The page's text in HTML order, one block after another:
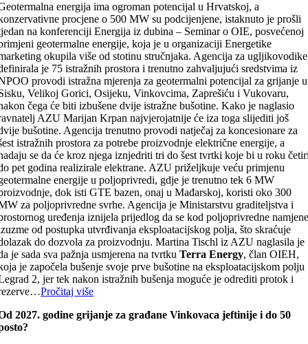
energija ima ogroman potencijal u Hrvatskoj, a
procjene o 500 MW su podcijenjene, istaknuto je prošli
na konferenciji Energija iz dubina – Seminar o OIE, posvećenoj
geotermalne energije, koja je u organizaciji Energetike
okupila više od stotinu stručnjaka. Agencija za ugljikovodike
je 75 istražnih prostora i trenutno zahvaljujući sredstvima iz
provodi istražna mjerenja za geotermalni potencijal za grijanje u
Velikoj Gorici, Osijeku, Vinkovcima, Zaprešiću i Vukovaru,
čega će biti izbušene dvije istražne bušotine. Kako je naglasio
AZU Marijan Krpan najvjerojatnije će iza toga slijediti još
bušotine. Agencija trenutno provodi natječaj za koncesionare za
istražnih prostora za potrebe proizvodnje električne energije, a
se da će kroz njega iznjedriti tri do šest tvrtki koje bi u roku
pet godina realizirale elektrane. AZU priželjkuje veću primjenu
energije u poljoprivredi, gdje je trenutno tek 6 MW
dok isti GTE bazen, onaj u Mađarskoj, koristi oko 300
za poljoprivredne svrhe. Agencija je Ministarstvu graditeljstva i
uređenja iznijela prijedlog da se kod poljoprivredne
od postupka utvrđivanja eksploatacijskog polja, što skraćuje
do dozvola za proizvodnju. Martina Tischl iz AZU naglasila je
je sada sva pažnja usmjerena na tvrtkuTerra Energy, član OIEH,
je započela bušenje svoje prve bušotine na eksploatacijskom polju
2, jer tek nakon istražnih bušenja moguće je odrediti protok i
Pročitaj više
2027. godine grijanje za građane Vinkovaca jeftinije i do 50